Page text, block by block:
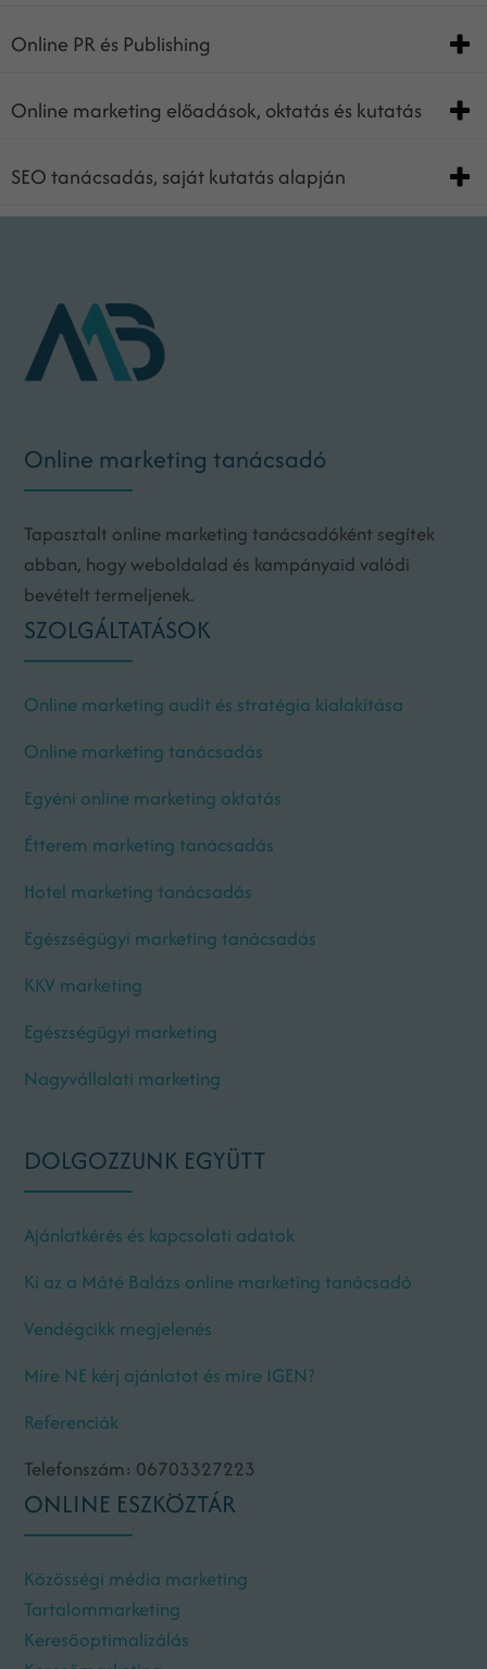
Online PR és Publishing
Online marketing előadások, oktatás és kutatás
SEO tanácsadás, saját kutatás alapján
Online marketing tanácsadó
Tapasztalt online marketing tanácsadóként segítek
abban, hogy weboldalad és kampányaid valódi
bevételt termeljenek.
SZOLGÁLTATÁSOK
Online marketing audit és stratégia kialakítása
Online marketing tanácsadás
Egyéni online marketing oktatás
Étterem marketing tanácsadás
Hotel marketing tanácsadás
Egészségügyi marketing tanácsadás
KKV marketing
Egészségügyi marketing
Nagyvállalati marketing
DOLGOZZUNK EGYÜTT
Ajánlatkérés és kapcsolati adatok
Ki az a Máté Balázs online marketing tanácsadó
Vendégcikk megjelenés
Mire NE kérj ajánlatot és mire IGEN?
Referenciák
Telefonszám: 06703327223
ONLINE ESZKÖZTÁR
Közösségi média marketing
Tartalommarketing
Keresőoptimalizálás